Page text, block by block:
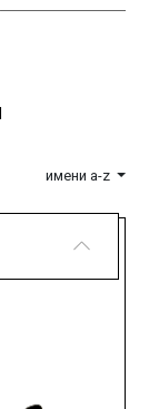
имени a-z